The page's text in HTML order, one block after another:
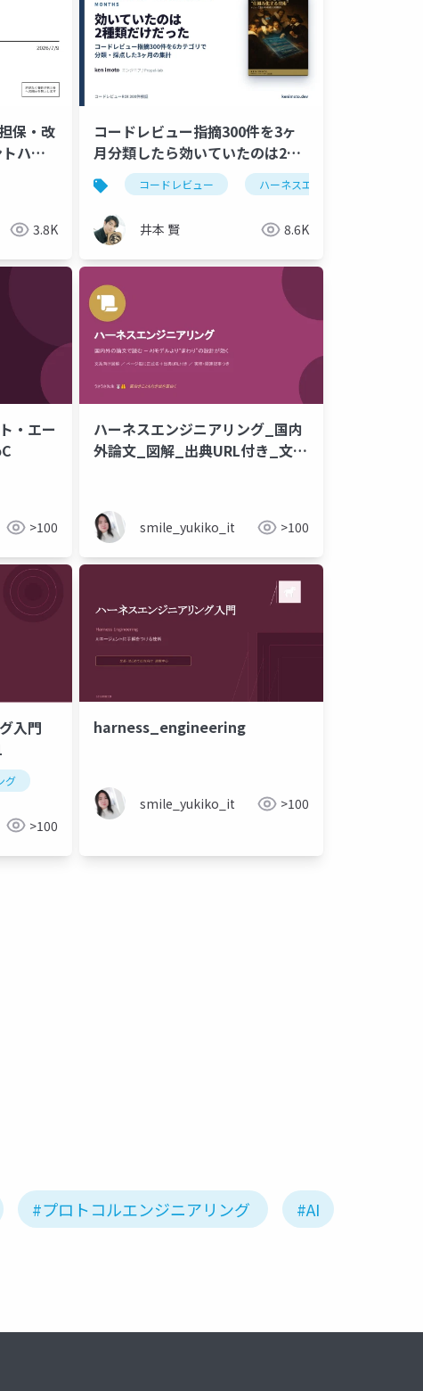
ハーネスエンジニアリング
コンテキストエンジニアリング ハーネスエンジニアリング
保・改
ハー
3.8K
コードレビュー指摘300件を3ヶ
月分類したら効いていたのは2種
類だけだった ─ Bug/Spec死
守・残り4種類はPRから外す
コードレビュー ハーネスエンジニアリング
井本 賢 8.6K
・エー
>100
ハーネスエンジニアリング_国内
外論文_図解_出典URL付き_文系
smile_yukiko_it >100
入門
グ
>100
harness_engineering
smile_yukiko_it >100
#プロトコルエンジニアリング #AI